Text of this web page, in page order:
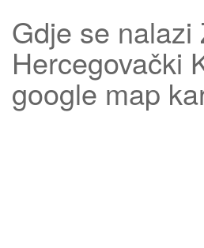
Gdje se nalazi
Hercegovački
google map